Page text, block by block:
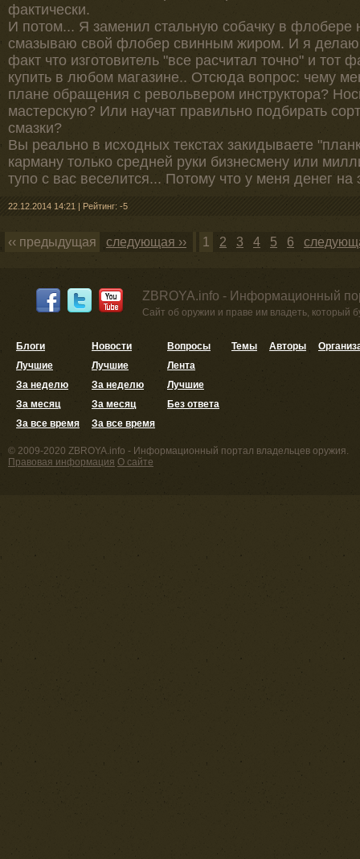
фактически.
И потом... Я заменил стальную собачку в
смазываю свой флобер свинным жиром. И я делаю
факт что изготовитель "все расчитал точно" и тот
купить в любом магазине.. Отсюда вопрос: чему
плане обращения с револьвером инструктора?
мастерскую? Или научат правильно подбирать
смазки?
Вы реально в исходных текстах закидываете
карману только средней руки бизнесмену или
тупо с вас веселится... Потому что у меня денег на
22.12.2014 14:21 | Рейтинг: -5
‹‹ предыдущая следующая ›› 1 2 3 4 5 6
ZBROYA.info - Информационный
Сайт об оружии и праве им владеть, который
Блоги
Лучшие
За неделю
За месяц
За все время
Новости
Лучшие
За неделю
За месяц
За все время
Вопросы
Лента
Лучшие
Без ответа
Темы Авторы
© 2009-2020 ZBROYA.info - Информационный портал владельцев оружия.
Правовая информация О сайте